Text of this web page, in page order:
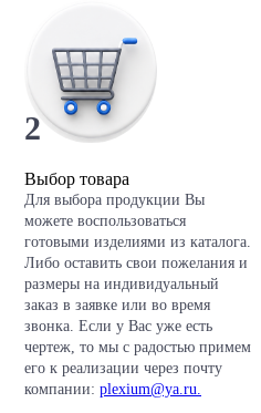
2
Выбор товара
Для выбора продукции Вы
можете воспользоваться
готовыми изделиями из каталога.
Либо оставить свои пожелания и
размеры на индивидуальный
заказ в заявке или во время
звонка. Если у Вас уже есть
чертеж, то мы с радостью примем
его к реализации через почту
компании: plexium@ya.ru.